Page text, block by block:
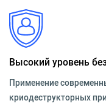
Высокий уровень
Применение
криодеструкторных